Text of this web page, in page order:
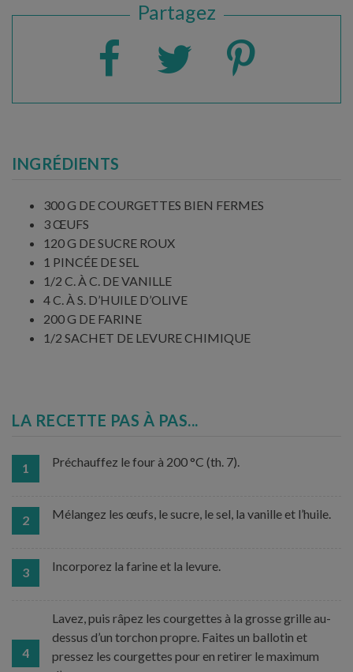
Partagez
INGRÉDIENTS
300 G DE COURGETTES BIEN FERMES
3 ŒUFS
120 G DE SUCRE ROUX
1 PINCÉE DE SEL
1/2 C. À C. DE VANILLE
4 C. À S. D’HUILE D’OLIVE
200 G DE FARINE
1/2 SACHET DE LEVURE CHIMIQUE
LA RECETTE PAS À PAS...
1 Préchauffez le four à 200 °C (th. 7).
2 Mélangez les œufs, le sucre, le sel, la vanille et l’huile.
3 Incorporez la farine et la levure.
4
Lavez, puis râpez les courgettes à la grosse grille au-
dessus d’un torchon propre. Faites un ballotin et
pressez les courgettes pour en retirer le maximum